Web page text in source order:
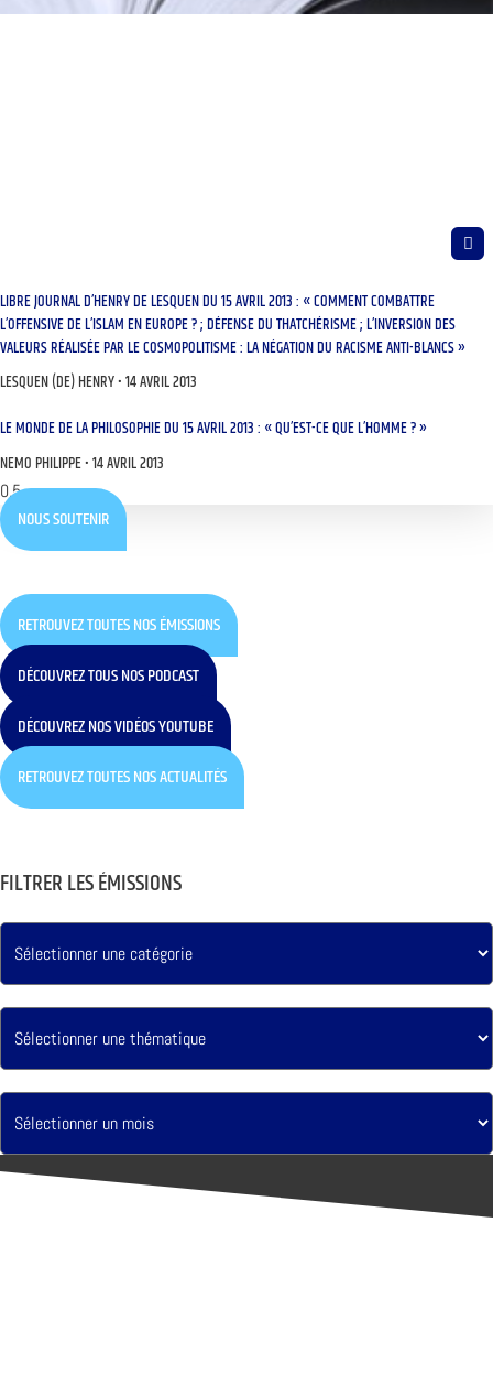
LIBRE JOURNAL D’HENRY DE LESQUEN DU 15 AVRIL 2013 : « COMMENT COMBATTRE
L’OFFENSIVE DE L’ISLAM EN EUROPE ? ; DÉFENSE DU THATCHÉRISME ; L’INVERSION DES
VALEURS RÉALISÉE PAR LE COSMOPOLITISME : LA NÉGATION DU RACISME ANTI-BLANCS »
LESQUEN (DE) HENRY 14 AVRIL 2013
LE MONDE DE LA PHILOSOPHIE DU 15 AVRIL 2013 : « QU’EST-CE QUE L’HOMME ? »
NEMO PHILIPPE 14 AVRIL 2013
NOUS SOUTENIR
RETROUVEZ TOUTES NOS ÉMISSIONS
DÉCOUVREZ TOUS NOS PODCAST
DÉCOUVREZ NOS VIDÉOS YOUTUBE
RETROUVEZ TOUTES NOS ACTUALITÉS
FILTRER LES ÉMISSIONS